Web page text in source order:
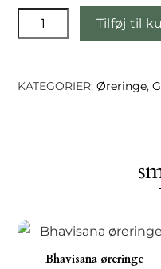
Bevin
øreringe
Tilføj til
KATEGORIER:Øreringe,
Bhavisana øreringe